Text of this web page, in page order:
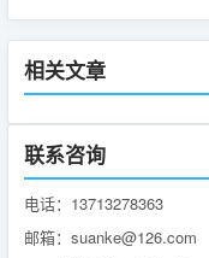
相关文章
联系咨询
电话：13713278363
邮箱：suanke@126.com